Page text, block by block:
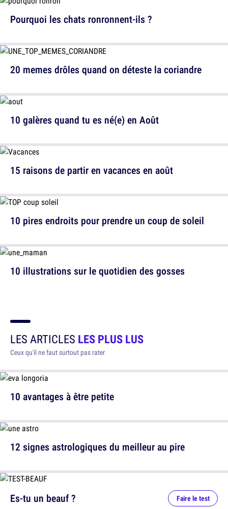
Pourquoi les chats ronronnent-ils ?
10 galères quand tu es né(e) en Août
10 pires endroits pour prendre un coup de soleil
20 memes drôles quand on déteste la coriandre
15 raisons de partir en vacances en août
10 illustrations sur le quotidien des gosses
LES ARTICLES LES PLUS LUS
Ceux qu'il ne faut surtout pas rater
10 avantages à être petite
12 signes astrologiques du meilleur au pire
Es-tu un beauf ? Faire le test